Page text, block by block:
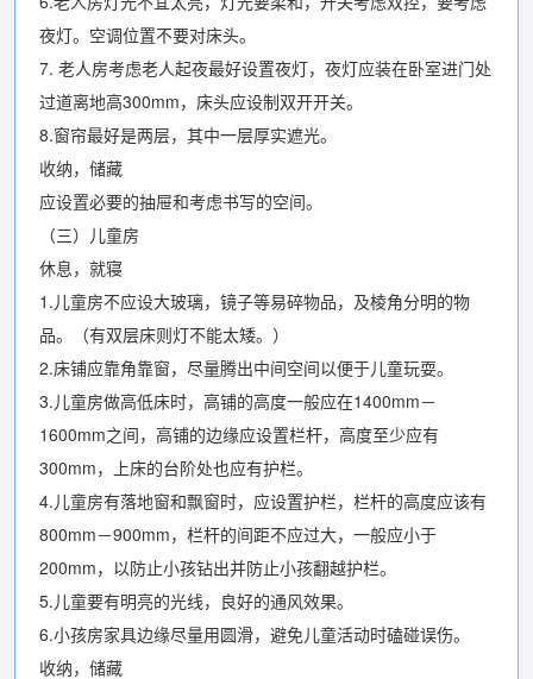
夜灯。空调位置不要对床头。
7. 老人房考虑老人起夜最好设置夜灯，夜灯应装在卧室进门处
过道离地高300mm，床头应设制双开开关。
8.窗帘最好是两层，其中一层厚实遮光。
收纳，储藏
应设置必要的抽屉和考虑书写的空间。
（三）儿童房
休息，就寝
1.儿童房不应设大玻璃，镜子等易碎物品，及棱角分明的物
品。（有双层床则灯不能太矮。）
2.床铺应靠角靠窗，尽量腾出中间空间以便于儿童玩耍。
3.儿童房做高低床时，高铺的高度一般应在1400mm－
1600mm之间，高铺的边缘应设置栏杆，高度至少应有
300mm，上床的台阶处也应有护栏。
4.儿童房有落地窗和飘窗时，应设置护栏，栏杆的高度应该有
800mm－900mm，栏杆的间距不应过大，一般应小于
200mm，以防止小孩钻出并防止小孩翻越护栏。
5.儿童要有明亮的光线，良好的通风效果。
6.小孩房家具边缘尽量用圆滑，避免儿童活动时磕碰误伤。
收纳，储藏